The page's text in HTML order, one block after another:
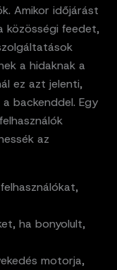
Amikor időjárást
közösségi feedet,
a hidaknak a
ez azt jelenti,
backenddel. Egy
az
ha bonyolult,
motorja,